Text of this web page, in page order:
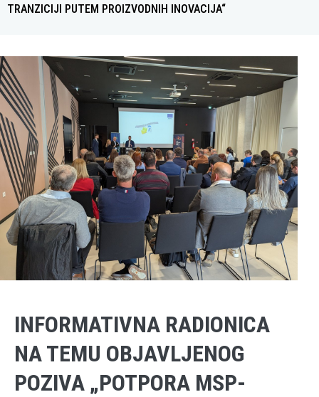
TRANZICIJI PUTEM PROIZVODNIH INOVACIJA“
INFORMATIVNA RADIONICA
NA TEMU OBJAVLJENOG
POZIVA „POTPORA MSP-